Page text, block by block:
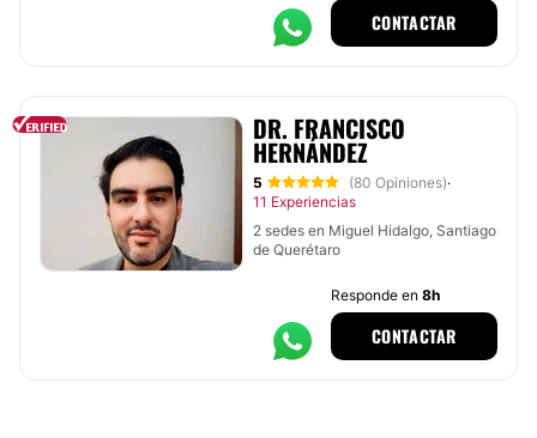
CONTACTAR
DR. FRANCISCO
HERNÁNDEZ
5 (80 Opiniones)·
11 Experiencias
2 sedes en Miguel Hidalgo, Santiago
de Querétaro
Responde en 8h
CONTACTAR